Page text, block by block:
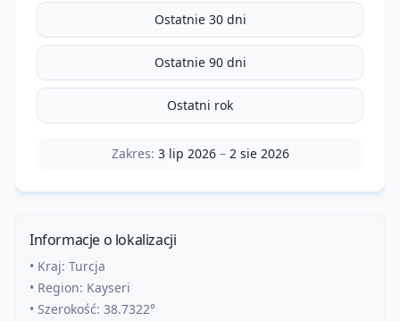
Ostatnie 30 dni
Ostatnie 90 dni
Ostatni rok
Zakres: 3 lip 2026– 2 sie 2026
Informacje o lokalizacji
• Kraj: Turcja
• Region: Kayseri
• Szerokość: 38.7322°